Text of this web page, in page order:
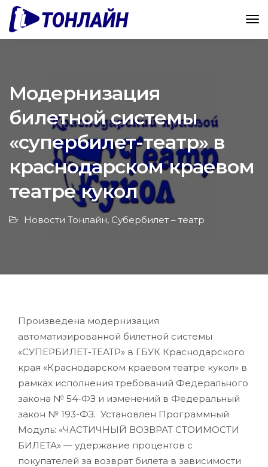
Модернизация
билетной системы
«супербилет-театр» в
краснодарском краевом
театре кукол
Новости Тонлайн, Субербилет – театр
Произведена модернизация
автоматизированной билетной системы
«СУПЕРБИЛЕТ-ТЕАТР» в ГБУК Краснодарского
края «Краснодарском краевом театре кукол» в
рамках исполнения требований Федерального
закона № 54-ФЗ и изменений в Федеральный
закон № 193-ФЗ. Установлен Программный
Модуль: «ЧАСТИЧНЫЙ ВОЗВРАТ СТОИМОСТИ
БИЛЕТА» — удержание процентов с
покупателей за возврат билета в зависимости